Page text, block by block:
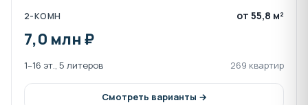
2-КОМН от 55,8 м²
7,0 млн ₽
1–16 эт., 5 литеров 269 квартир
Смотреть варианты →